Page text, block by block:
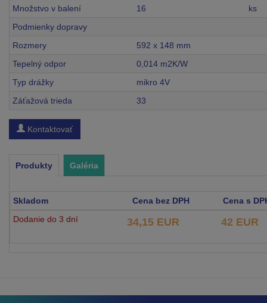
Množstvo v balení
16
ks
Podmienky dopravy
Rozmery
592 x 148 mm
Tepelný odpor
0,014 m2K/W
Typ drážky
mikro 4V
Záťažová trieda
33
Kontaktovať
Produkty Galéria
Skladom Cena bez DPH
Cena s
Dodanie do 3 dní
34,15 EUR 42 EUR